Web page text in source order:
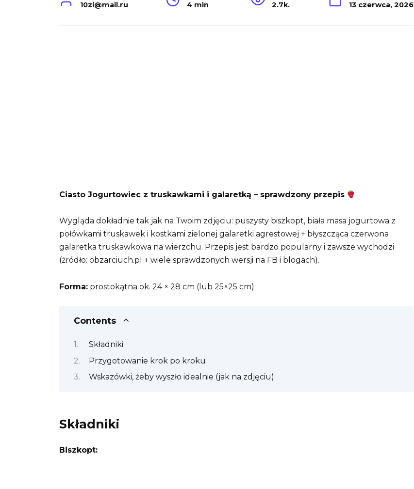
10zi@mail.ru 4 min 2.7k. 13 czerwca, 2026
Ciasto Jogurtowiec z truskawkami i galaretką – sprawdzony przepis
Wygląda dokładnie tak jak na Twoim zdjęciu: puszysty biszkopt, biała masa jogurtowa z
połówkami truskawek i kostkami zielonej galaretki agrestowej + błyszcząca czerwona
galaretka truskawkowa na wierzchu. Przepis jest bardzo popularny i zawsze wychodzi
(źródło: obzarciuch.pl + wiele sprawdzonych wersji na FB i blogach).
Forma: prostokątna ok. 24 × 28 cm (lub 25×25 cm)
Contents
Składniki
Przygotowanie krok po kroku
Wskazówki, żeby wyszło idealnie (jak na zdjęciu)
Składniki
Biszkopt: